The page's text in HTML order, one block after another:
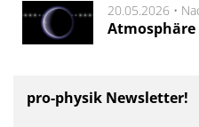
20.05.2026 •
pro-physik Newsletter!